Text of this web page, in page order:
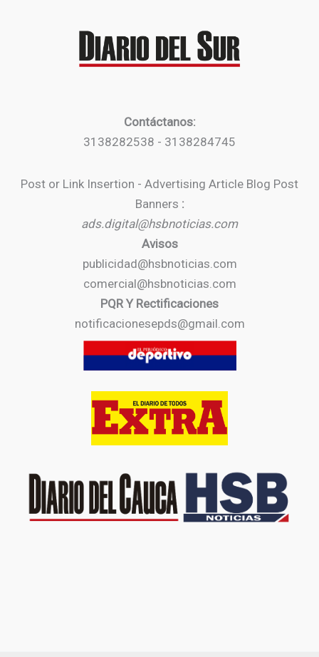
Contáctanos:
3138282538 - 3138284745
Post or Link Insertion - Advertising Article Blog Post
Banners :
ads.digital@hsbnoticias.com
Avisos
publicidad@hsbnoticias.com
comercial@hsbnoticias.com
PQR Y Rectificaciones
notificacionesepds@gmail.com